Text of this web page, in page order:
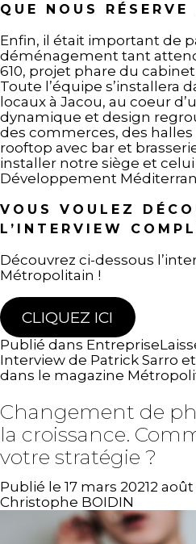
QUE NOUS RÉSERVE
Enfin, il était important de
déménagement tant
610, projet phare du cabinet
Toute l’équipe s’installera
locaux à Jacou, au coeur
dynamique et design
des commerces, des
rooftop avec bar et
installer notre siège et
Développement
VOUS VOULEZ
L’INTERVIEW
Découvrez ci-dessous
Métropolitain !
CLIQUEZ ICI
Publié dans Entreprise
Interview de Patrick Sarro
dans le magazine
Changement de
la croissance.
votre stratégie ?
Publié le 17 mars 20212 août
Christophe BOIDIN